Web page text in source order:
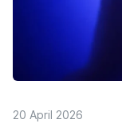
20 April 2026